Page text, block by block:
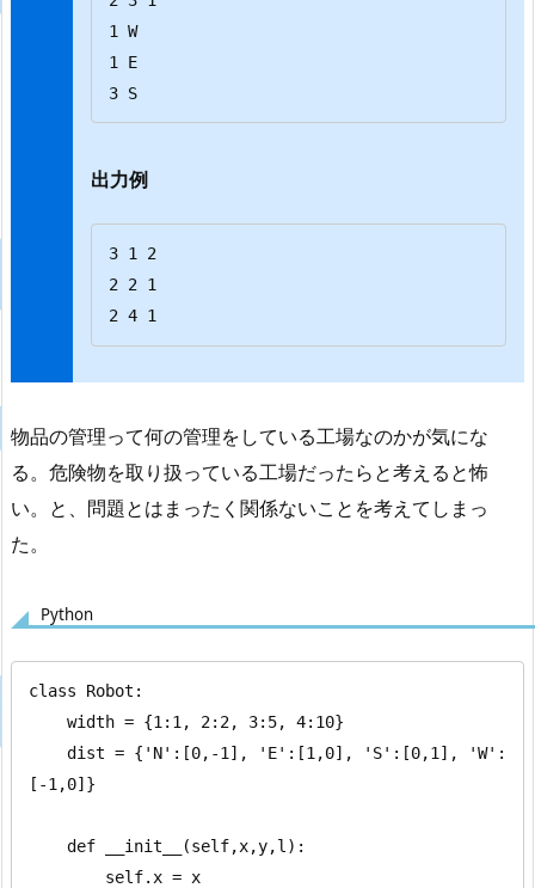
1 W
1 E
3 S
出力例
3 1 2
2 2 1
2 4 1
物品の管理って何の管理をしている工場なのかが気にな
る。危険物を取り扱っている工場だったらと考えると怖
い。と、問題とはまったく関係ないことを考えてしまっ
た。
Python
class Robot:
[-1,0]}